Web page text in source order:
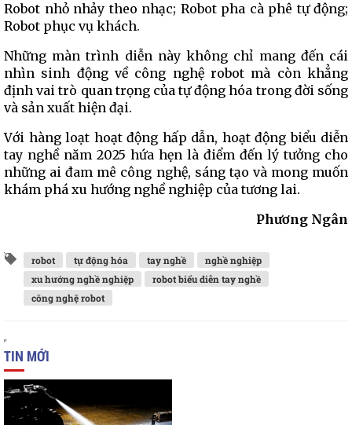
Robot nhỏ nhảy theo nhạc; Robot pha cà phê tự động;
Robot phục vụ khách.
Những màn trình diễn này không chỉ mang đến cái
nhìn sinh động về công nghệ robot mà còn khẳng
định vai trò quan trọng của tự động hóa trong đời sống
và sản xuất hiện đại.
Với hàng loạt hoạt động hấp dẫn, hoạt động biểu diễn
tay nghề năm 2025 hứa hẹn là điểm đến lý tưởng cho
những ai đam mê công nghệ, sáng tạo và mong muốn
khám phá xu hướng nghề nghiệp của tương lai.
Phương Ngân
robot tự động hóa tay nghề
nghề nghiệp
xu hướng nghề nghiệp
robot biểu diễn tay nghề
công nghệ robot
TIN MỚI